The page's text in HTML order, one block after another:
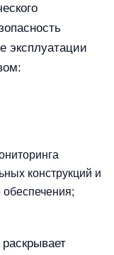
эксплуатации
конструкций и
обеспечения;